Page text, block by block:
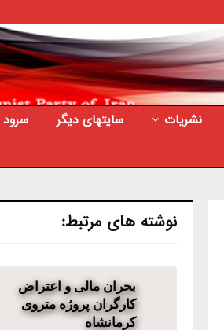
نشریات سایتهای دیگر سرود
نوشته های مرتبط:
بحران مالی و اعتراض
کارگران پروژه متروی
کرمانشاه